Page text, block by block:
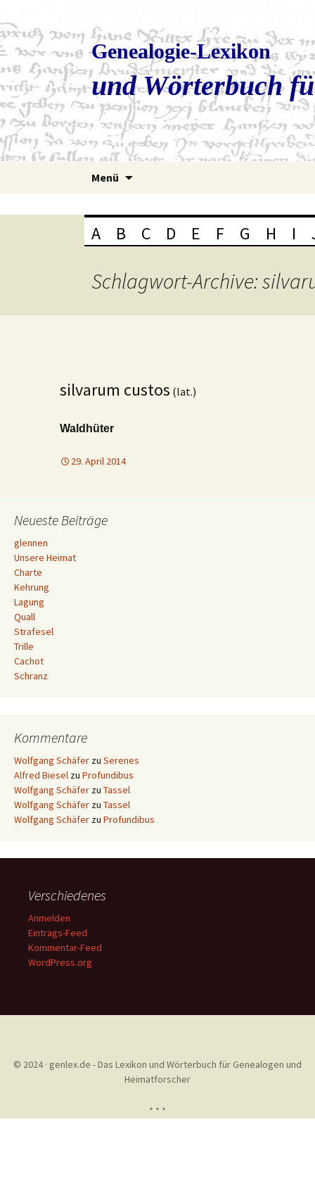
Genealogie-Lexikon
und Wörterbuch
Menü
A B C D E F G H I
Schlagwort-Archive:
silvarum custos (lat.)
Waldhüter
29. April 2014
Neueste Beiträge
glennen
Unsere Heimat
Charte
Kehrung
Lagung
Quall
Strafesel
Trille
Cachot
Schranz
Kommentare
Wolfgang Schäfer zu Serenes
Alfred Biesel zu Profundibus
Wolfgang Schäfer zu Tassel
Wolfgang Schäfer zu Tassel
Wolfgang Schäfer zu Profundibus
Verschiedenes
Anmelden
Eintrags-Feed
Kommentar-Feed
WordPress.org
© 2024 · genlex.de - Das Lexikon und Wörterbuch für Genealogen und
Heimatforscher
* * *